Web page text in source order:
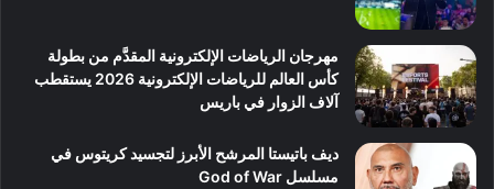
مهرجان الرياضات الإلكترونية المقدَّم من بطولة
كأس العالم للرياضات الإلكترونية 2026 يستقطب
آلاف الزوار في باريس
ديف باتيستا المرشح الأبرز لتجسيد كريتوس في
مسلسل God of War